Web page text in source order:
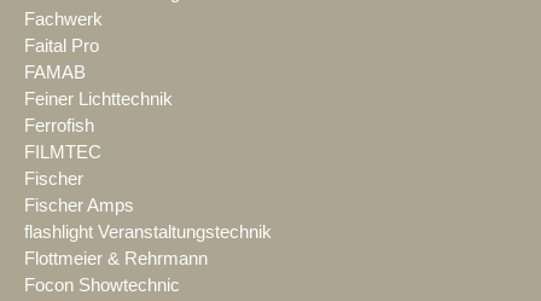
Fachwerk
Faital Pro
FAMAB
Feiner Lichttechnik
Ferrofish
FILMTEC
Fischer
Fischer Amps
flashlight Veranstaltungstechnik
Flottmeier & Rehrmann
Focon Showtechnic